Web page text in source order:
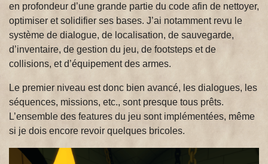
en profondeur d’une grande partie du code afin de nettoyer,
optimiser et solidifier ses bases. J’ai notamment revu le
système de dialogue, de localisation, de sauvegarde,
d’inventaire, de gestion du jeu, de footsteps et de
collisions, et d’équipement des armes.
Le premier niveau est donc bien avancé, les dialogues, les
séquences, missions, etc., sont presque tous prêts.
L’ensemble des features du jeu sont implémentées, même
si je dois encore revoir quelques bricoles.